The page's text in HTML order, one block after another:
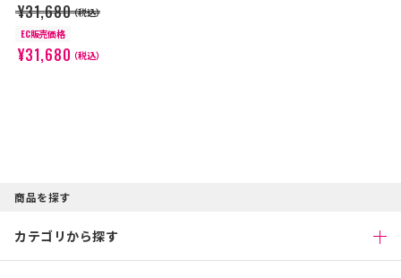
¥31,680（税込）
EC販売価格
¥31,680（税込）
商品を探す
カテゴリから探す